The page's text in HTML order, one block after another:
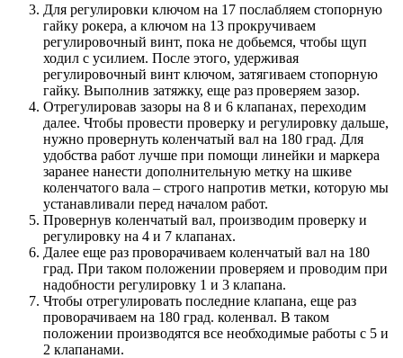
Для регулировки ключом на 17 послабляем стопорную
гайку рокера, а ключом на 13 прокручиваем
регулировочный винт, пока не добьемся, чтобы щуп
ходил с усилием. После этого, удерживая
регулировочный винт ключом, затягиваем стопорную
гайку. Выполнив затяжку, еще раз проверяем зазор.
Отрегулировав зазоры на 8 и 6 клапанах, переходим
далее. Чтобы провести проверку и регулировку дальше,
нужно провернуть коленчатый вал на 180 град. Для
удобства работ лучше при помощи линейки и маркера
заранее нанести дополнительную метку на шкиве
коленчатого вала – строго напротив метки, которую мы
устанавливали перед началом работ.
Провернув коленчатый вал, производим проверку и
регулировку на 4 и 7 клапанах.
Далее еще раз проворачиваем коленчатый вал на 180
град. При таком положении проверяем и проводим при
надобности регулировку 1 и 3 клапана.
Чтобы отрегулировать последние клапана, еще раз
проворачиваем на 180 град. коленвал. В таком
положении производятся все необходимые работы с 5 и
2 клапанами.